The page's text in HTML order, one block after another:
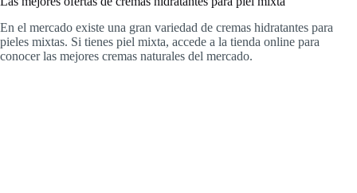
En el mercado existe una gran variedad de cremas hidratantes para
pieles mixtas. Si tienes piel mixta, accede a la tienda online para
conocer las mejores cremas naturales del mercado.